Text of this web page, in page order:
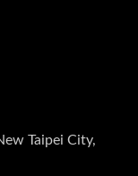
Taipei City,